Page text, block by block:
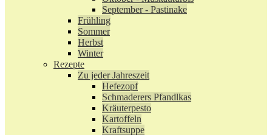
September - Pastinake
Frühling
Sommer
Herbst
Winter
Rezepte
Zu jeder Jahreszeit
Hefezopf
Schmaderers Pfandlkas
Kräuterpesto
Kartoffeln
Kraftsuppe